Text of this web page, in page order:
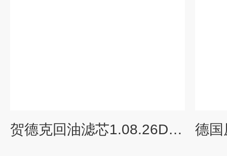
贺德克回油滤芯1.08.26D12BN4现货